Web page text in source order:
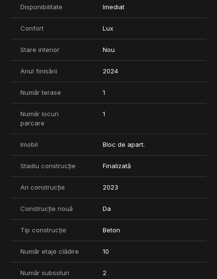
Disponibilitate Imediat
Confort Lux
Stare interior Nou
Anul finisării 2024
Număr terase 1
Număr locuri
parcare
1
Imobil Bloc de apart.
Stadiu construcție Finalizată
An construcție 2023
Construcție nouă Da
Tip construcție Beton
Număr etaje clădire 10
Număr subsoluri 2